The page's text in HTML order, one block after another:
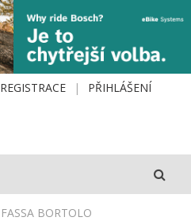
REGISTRACE PŘIHLÁŠENÍ
FASSA BORTOLO